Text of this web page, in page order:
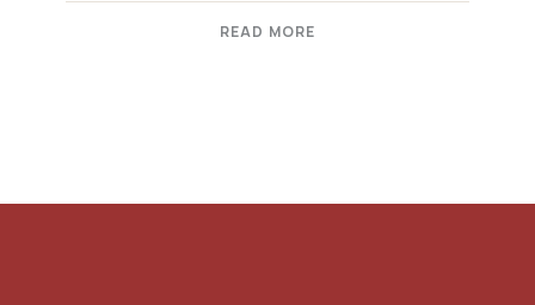
READ MORE